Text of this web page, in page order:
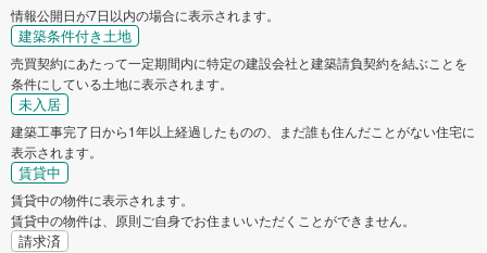
情報公開日が7日以内の場合に表示されます。
建築条件付き土地
売買契約にあたって一定期間内に特定の建設会社と建築請負契約を結ぶことを
条件にしている土地に表示されます。
未入居
建築工事完了日から1年以上経過したものの、まだ誰も住んだことがない住宅に
表示されます。
賃貸中
賃貸中の物件に表示されます。
賃貸中の物件は、原則ご自身でお住まいいただくことができません。
請求済